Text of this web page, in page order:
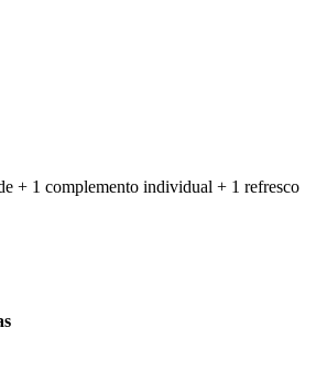
+ 1 complemento individual + 1 refresco